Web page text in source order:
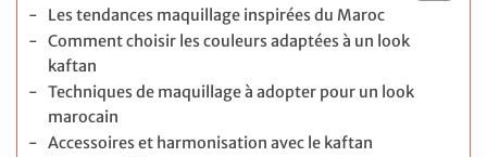
Les tendances maquillage inspirées du Maroc
Comment choisir les couleurs adaptées à un look
kaftan
Techniques de maquillage à adopter pour un look
marocain
Accessoires et harmonisation avec le kaftan